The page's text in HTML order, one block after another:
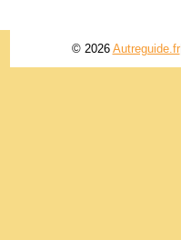
© 2026 Autreguide.fr|